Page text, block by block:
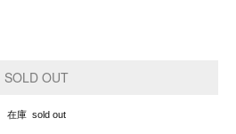
在庫 sold out